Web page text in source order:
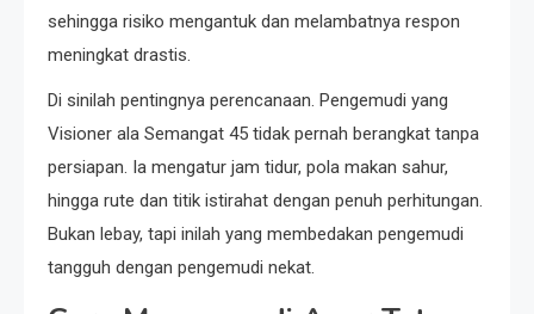
sehingga risiko mengantuk dan melambatnya respon
meningkat drastis.
Di sinilah pentingnya perencanaan. Pengemudi yang
Visioner ala Semangat 45 tidak pernah berangkat tanpa
persiapan. Ia mengatur jam tidur, pola makan sahur,
hingga rute dan titik istirahat dengan penuh perhitungan.
Bukan lebay, tapi inilah yang membedakan pengemudi
tangguh dengan pengemudi nekat.